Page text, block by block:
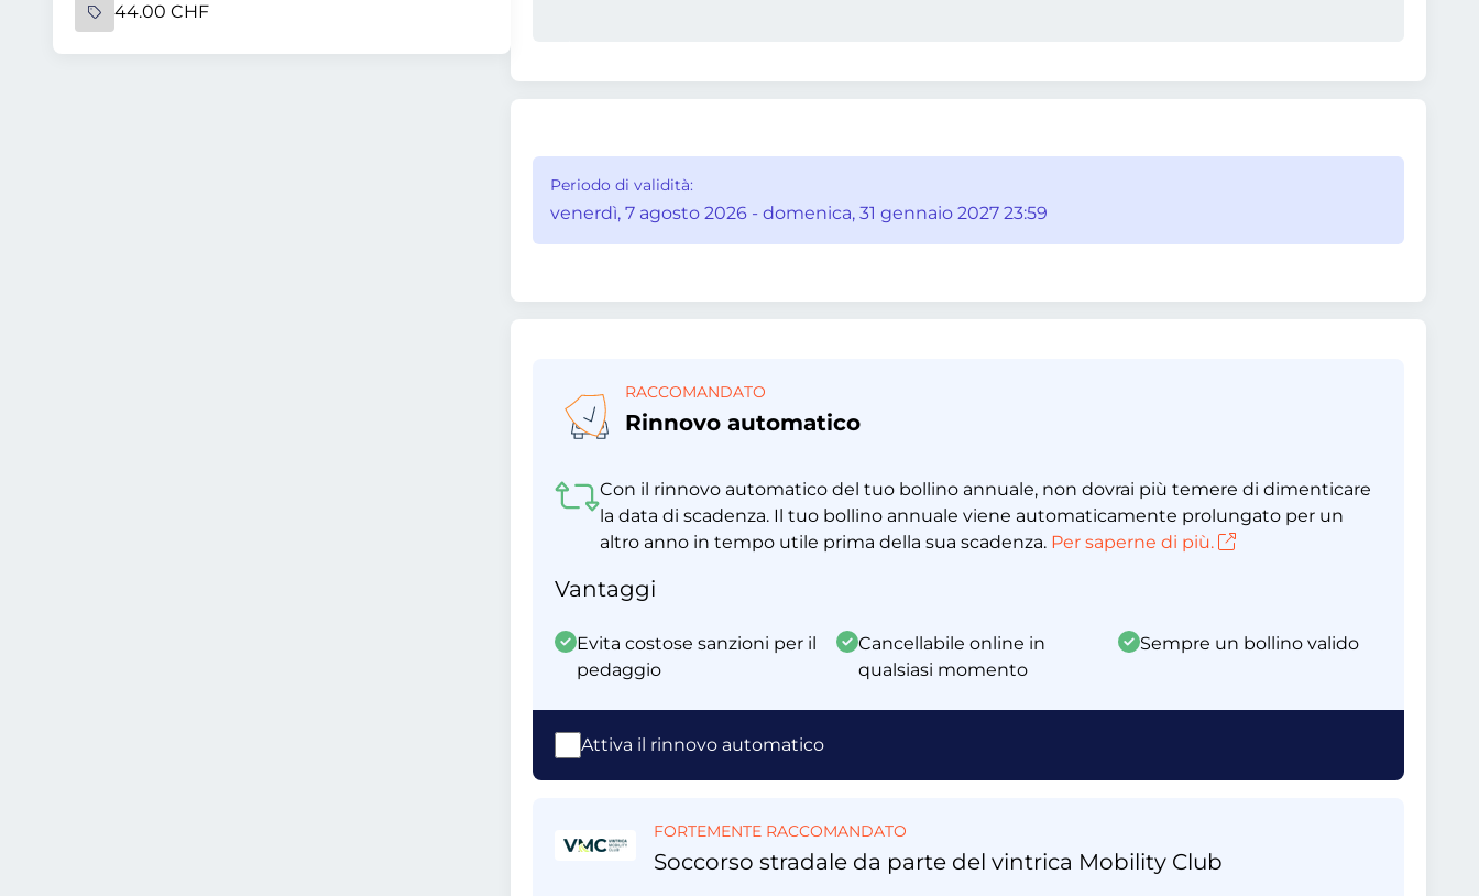
44.00 CHF
Periodo di validità:
venerdì, 7 agosto 2026 - domenica, 31 gennaio 2027 23:59
RACCOMANDATO
Rinnovo automatico
Con il rinnovo automatico del tuo bollino annuale, non dovrai più temere di dimenticare
la data di scadenza. Il tuo bollino annuale viene automaticamente prolungato per un
altro anno in tempo utile prima della sua scadenza. Per saperne di più.
Vantaggi
Evita costose sanzioni per il
pedaggio
Cancellabile online in
qualsiasi momento
Sempre un bollino valido
Attiva il rinnovo automatico
FORTEMENTE RACCOMANDATO
Soccorso stradale da parte del vintrica Mobility Club